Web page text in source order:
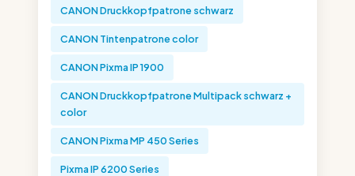
CANON Druckkopfpatrone schwarz
CANON Tintenpatrone color
CANON Pixma IP 1900
CANON Druckkopfpatrone Multipack schwarz +
color
CANON Pixma MP 450 Series
Pixma IP 6200 Series